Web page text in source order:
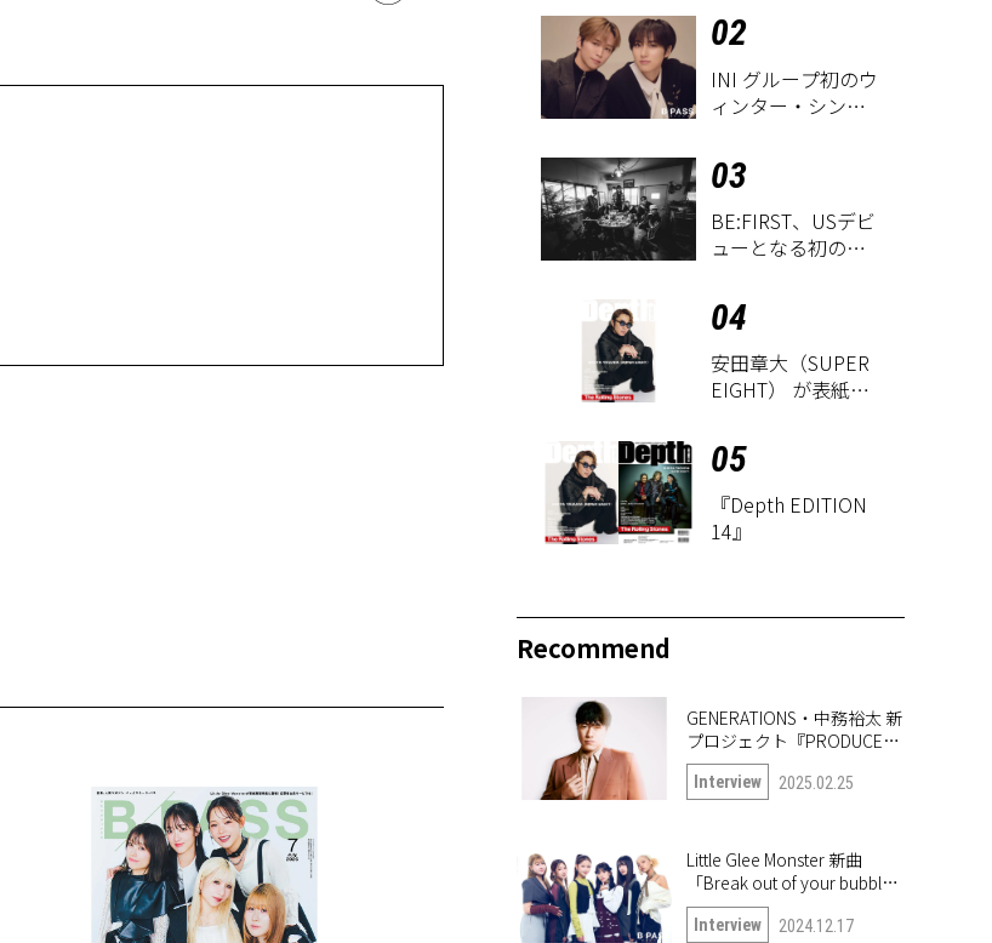
『UNISON
SQUARE GARDEN
LIVE
2026「Sentimental
Period」』レポー
02
INI グループ初のウ
ィンター・シング
MAGIC」
03
BE:FIRST、USデビ
ューとなる初のグ
EP『WATCH ME』
が9月18日にリリー
ス決定！
04
安田章大（SUPER
EIGHT） が表紙に
EDITION 14』が8
月18日に発売
05
『Depth EDITION
14』
Recommend
GENERATIONS・中務裕太 新
プロジェクト『PRODUCE
6IX COLORS』の第一弾楽曲
「True or Doubt」について
Interview 2025.02.25
Little Glee Monster 新曲
「Break out of your bubble｣
インタビュー。未公開写真
も公開！
Interview 2024.12.17